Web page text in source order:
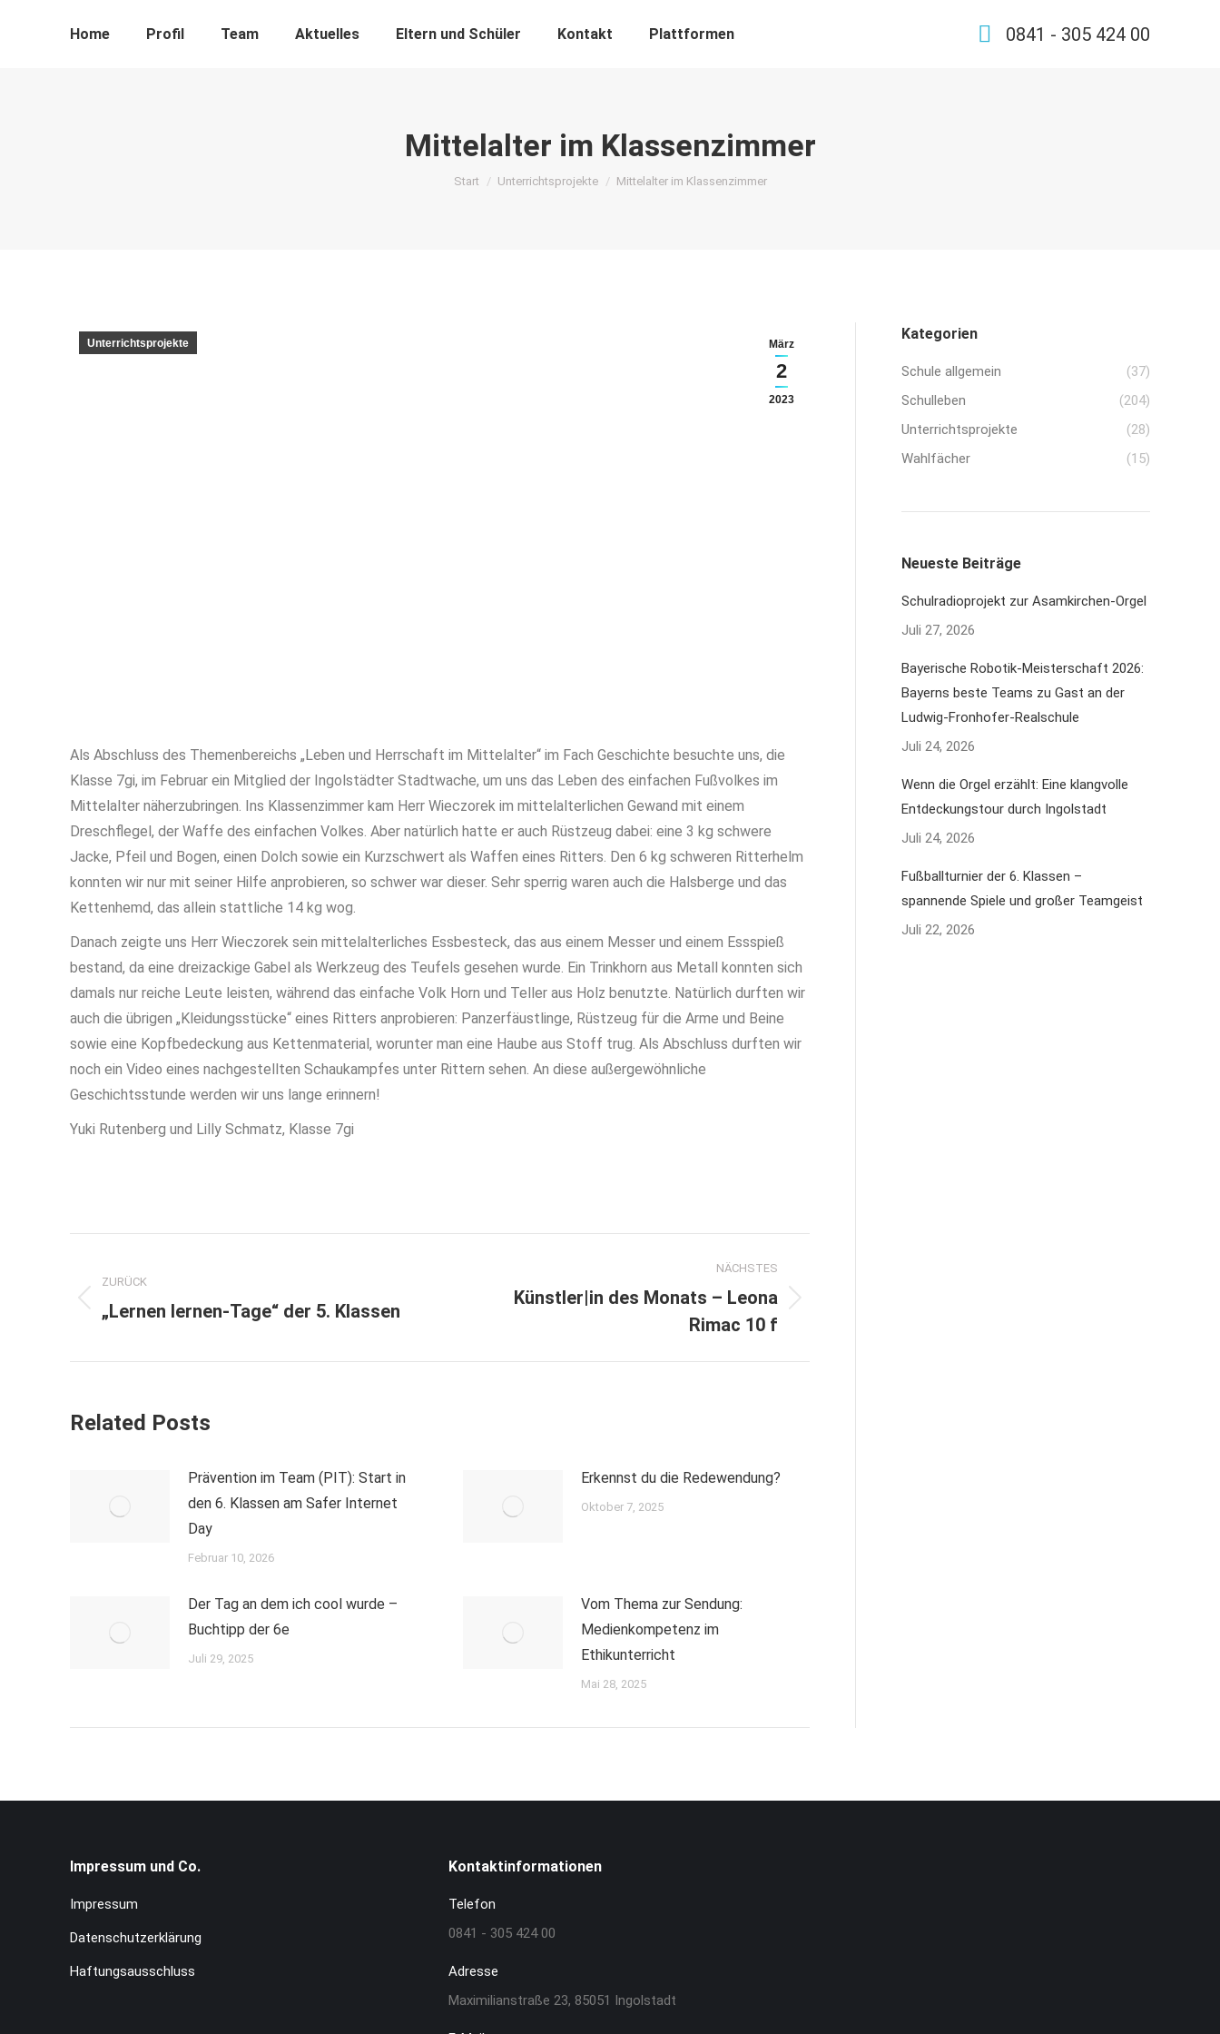
Home Profil Team Aktuelles Eltern und Schüler Kontakt Plattformen 0841 - 305 424 00
Mittelalter im Klassenzimmer
Sie befinden sich hier:
Start Unterrichtsprojekte Mittelalter im Klassenzimmer
März
2
2023
Unterrichtsprojekte
Als Abschluss des Themenbereichs „Leben und Herrschaft im Mittelalter“ im Fach Geschichte besuchte uns, die
Klasse 7gi, im Februar ein Mitglied der Ingolstädter Stadtwache, um uns das Leben des einfachen Fußvolkes im
Mittelalter näherzubringen. Ins Klassenzimmer kam Herr Wieczorek im mittelalterlichen Gewand mit einem
Dreschflegel, der Waffe des einfachen Volkes. Aber natürlich hatte er auch Rüstzeug dabei: eine 3 kg schwere
Jacke, Pfeil und Bogen, einen Dolch sowie ein Kurzschwert als Waffen eines Ritters. Den 6 kg schweren Ritterhelm
konnten wir nur mit seiner Hilfe anprobieren, so schwer war dieser. Sehr sperrig waren auch die Halsberge und das
Kettenhemd, das allein stattliche 14 kg wog.
Danach zeigte uns Herr Wieczorek sein mittelalterliches Essbesteck, das aus einem Messer und einem Essspieß
bestand, da eine dreizackige Gabel als Werkzeug des Teufels gesehen wurde. Ein Trinkhorn aus Metall konnten sich
damals nur reiche Leute leisten, während das einfache Volk Horn und Teller aus Holz benutzte. Natürlich durften wir
auch die übrigen „Kleidungsstücke“ eines Ritters anprobieren: Panzerfäustlinge, Rüstzeug für die Arme und Beine
sowie eine Kopfbedeckung aus Kettenmaterial, worunter man eine Haube aus Stoff trug. Als Abschluss durften wir
noch ein Video eines nachgestellten Schaukampfes unter Rittern sehen. An diese außergewöhnliche
Geschichtsstunde werden wir uns lange erinnern!
Yuki Rutenberg und Lilly Schmatz, Klasse 7gi
ZURÜCK
Vorheriger
„Lernen lernen-Tage“ der 5. Klassen
NÄCHSTES
NächsterKünstler|in des Monats – Leona
Rimac 10 f
Related Posts
Prävention im Team (PIT): Start in
den 6. Klassen am Safer Internet
Day
Februar 10, 2026
Erkennst du die Redewendung?
Oktober 7, 2025
Der Tag an dem ich cool wurde –
Buchtipp der 6e
Juli 29, 2025
Vom Thema zur Sendung:
Medienkompetenz im
Ethikunterricht
Mai 28, 2025
Kategorien
Schule allgemein
(37)
Schulleben
(204)
Unterrichtsprojekte
(28)
Wahlfächer
(15)
Neueste Beiträge
Schulradioprojekt zur Asamkirchen-Orgel
Juli 27, 2026
Bayerische Robotik-Meisterschaft 2026:
Bayerns beste Teams zu Gast an der
Ludwig-Fronhofer-Realschule
Juli 24, 2026
Wenn die Orgel erzählt: Eine klangvolle
Entdeckungstour durch Ingolstadt
Juli 24, 2026
Fußballturnier der 6. Klassen –
spannende Spiele und großer Teamgeist
Juli 22, 2026
Impressum und Co.
Impressum
Datenschutzerklärung
Haftungsausschluss
Kontaktinformationen
Telefon
0841 - 305 424 00
Adresse
Maximilianstraße 23, 85051 Ingolstadt